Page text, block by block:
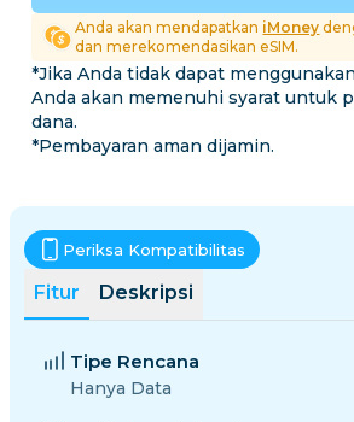
Anda akan mendapatkan iMoney
dan merekomendasikan eSIM.
*Jika Anda tidak dapat
Anda akan memenuhi syarat untuk
dana.
*Pembayaran aman dijamin.
Fitur Deskripsi
Periksa Kompatibilitas
Tipe Rencana
Hanya Data